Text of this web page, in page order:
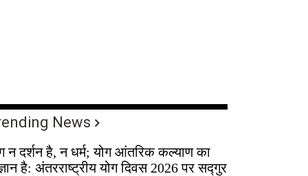
News
न दर्शन है, न धर्म; योग आंतरिक कल्याण का
है: अंतरराष्ट्रीय योग दिवस 2026 पर सद्गुर